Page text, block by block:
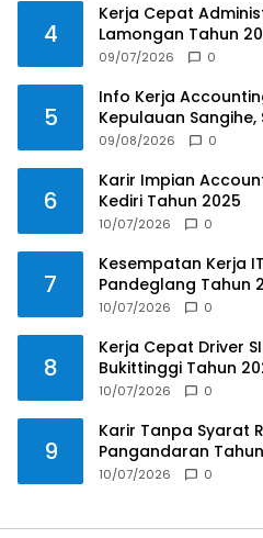
4
Kerja Cepat
Lamongan Tahun
09/07/2026 0
5
Info Kerja
Kepulauan
2025
09/08/2026 0
6
Karir Impian
Kediri Tahun 2025
10/07/2026 0
7
Kesempatan Kerja
Pandeglang Tahun
10/07/2026 0
8
Kerja Cepat Driver
Bukittinggi Tahun
10/07/2026 0
9
Karir Tanpa Syarat
Pangandaran
10/07/2026 0